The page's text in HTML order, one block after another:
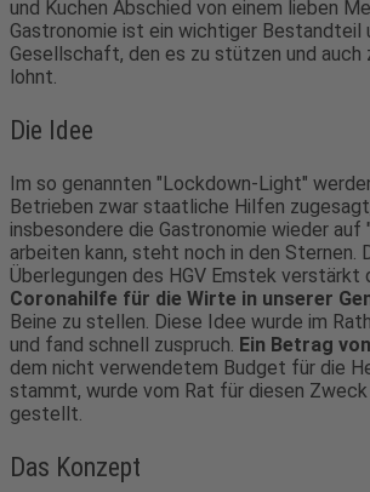
und Kuchen Abschied von einem lieben
Gastronomie ist ein wichtiger Bestandteil
Gesellschaft, den es zu stützen und
lohnt.
Die Idee
Im so genannten "Lockdown-Light"
Betrieben zwar staatliche Hilfen
insbesondere die Gastronomie wieder auf
arbeiten kann, steht noch in den Sternen.
Überlegungen des HGV Emstek verstärkt
Coronahilfe für die Wirte in unserer
Beine zu stellen. Diese Idee wurde im
und fand schnell zuspruch. Ein Betrag
dem nicht verwendetem Budget für die
stammt, wurde vom Rat für diesen
gestellt.
Das Konzept